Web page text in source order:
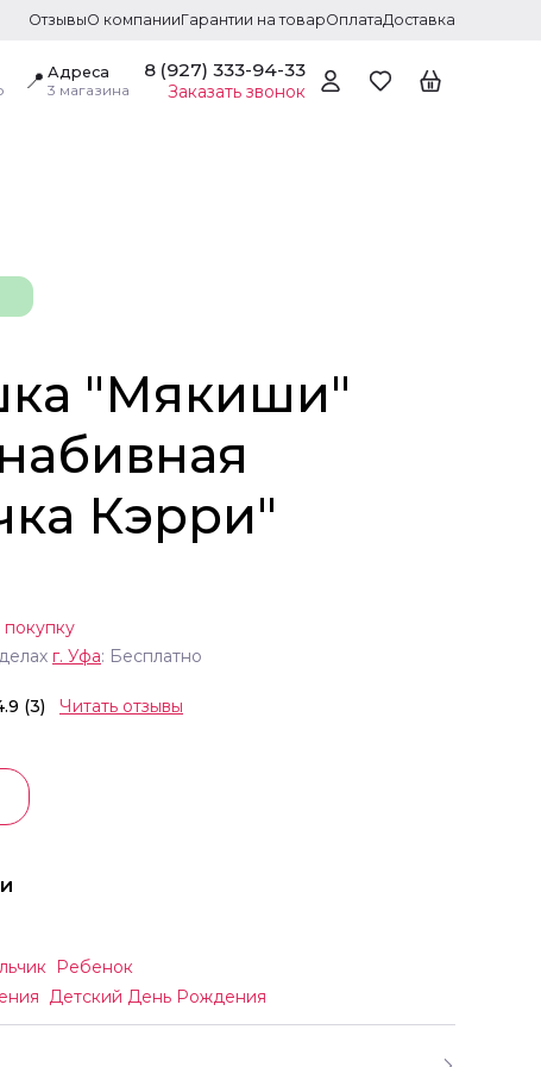
ОтзывыО компанииГарантии на товарОплатаДоставка
📍 Адреса
3 магазина
8 (927) 333-94-33
Заказать звонок
"Мякиши"
Кэрри"
покупку
г. Уфа: Бесплатно
(3) Читать отзывы
Ребенок
Детский День Рождения